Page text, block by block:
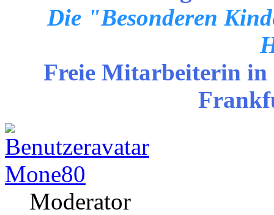
Die "Besonderen
Freie Mitarbeiterin in
Mone80
Moderator